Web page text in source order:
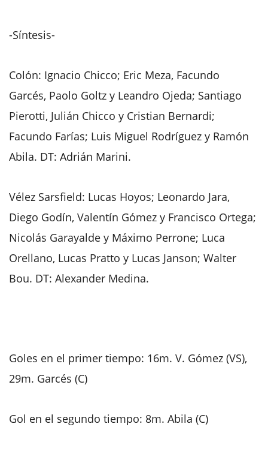
-Síntesis-
Colón: Ignacio Chicco; Eric Meza, Facundo
Garcés, Paolo Goltz y Leandro Ojeda; Santiago
Pierotti, Julián Chicco y Cristian Bernardi;
Facundo Farías; Luis Miguel Rodríguez y Ramón
Abila. DT: Adrián Marini.
Vélez Sarsfield: Lucas Hoyos; Leonardo Jara,
Diego Godín, Valentín Gómez y Francisco Ortega;
Nicolás Garayalde y Máximo Perrone; Luca
Orellano, Lucas Pratto y Lucas Janson; Walter
Bou. DT: Alexander Medina.
Goles en el primer tiempo: 16m. V. Gómez (VS),
29m. Garcés (C)
Gol en el segundo tiempo: 8m. Abila (C)